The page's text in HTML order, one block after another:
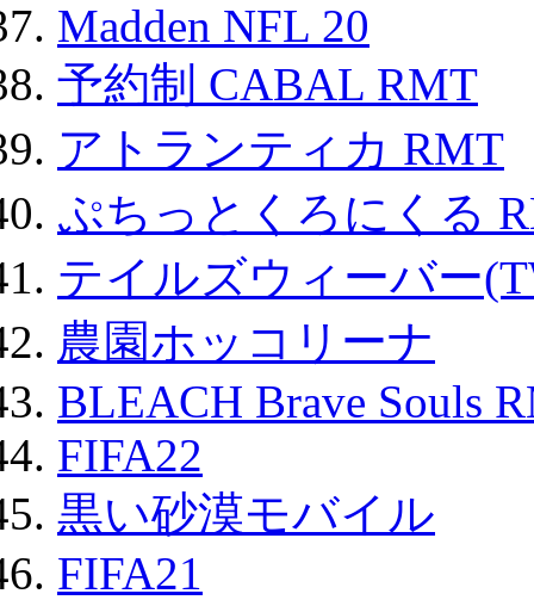
Madden NFL 20
予約制 CABAL RMT
アトランティカ RMT
ぷちっとくろにくる
テイルズウィーバー
農園ホッコリーナ
BLEACH Brave Souls
FIFA22
黒い砂漠モバイル
FIFA21